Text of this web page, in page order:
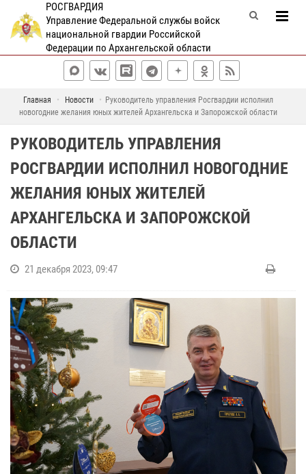
РОСГВАРДИЯ
Управление Федеральной службы войск
национальной гвардии Российской
Федерации по Архангельской области
Главная Новости
Руководитель управления Росгвардии исполнил
новогодние желания юных жителей Архангельска и Запорожской области
РУКОВОДИТЕЛЬ УПРАВЛЕНИЯ
РОСГВАРДИИ ИСПОЛНИЛ НОВОГОДНИЕ
ЖЕЛАНИЯ ЮНЫХ ЖИТЕЛЕЙ
АРХАНГЕЛЬСКА И ЗАПОРОЖСКОЙ
ОБЛАСТИ
21 декабря 2023, 09:47